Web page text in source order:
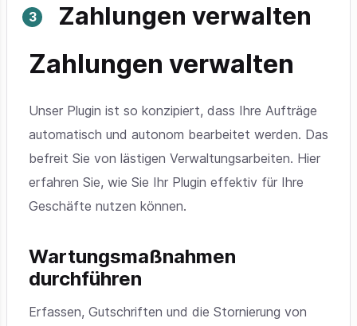
Zahlungen verwalten
Zahlungen verwalten
Unser Plugin ist so konzipiert, dass Ihre Aufträge
automatisch und autonom bearbeitet werden. Das
befreit Sie von lästigen Verwaltungsarbeiten. Hier
erfahren Sie, wie Sie Ihr Plugin effektiv für Ihre
Geschäfte nutzen können.
Wartungsmaßnahmen
durchführen
Erfassen, Gutschriften und die Stornierung von